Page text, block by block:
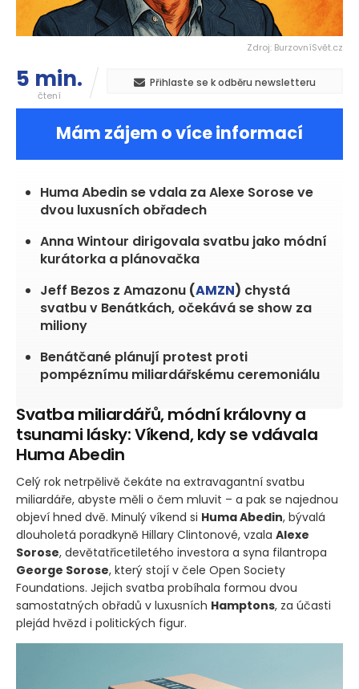
Zdroj: BurzovníSvět.cz
5 min.
čtení
Přihlaste se k odběru newsletteru
Mám zájem o více informací
Huma Abedin se vdala za Alexe Sorose ve
dvou luxusních obřadech
Anna Wintour dirigovala svatbu jako módní
kurátorka a plánovačka
Jeff Bezos z Amazonu (AMZN) chystá
svatbu v Benátkách, očekává se show za
miliony
Benátčané plánují protest proti
pompéznímu miliardářskému ceremoniálu
Svatba miliardářů, módní královny a
tsunami lásky: Víkend, kdy se vdávala
Huma Abedin
Celý rok netrpělivě čekáte na extravagantní svatbu
miliardáře, abyste měli o čem mluvit – a pak se najednou
objeví hned dvě. Minulý víkend si Huma Abedin, bývalá
dlouholetá poradkyně Hillary Clintonové, vzala Alexe
Sorose, devětatřicetiletého investora a syna filantropa
George Sorose, který stojí v čele Open Society
Foundations. Jejich svatba probíhala formou dvou
samostatných obřadů v luxusních Hamptons, za účasti
plejád hvězd i politických figur.